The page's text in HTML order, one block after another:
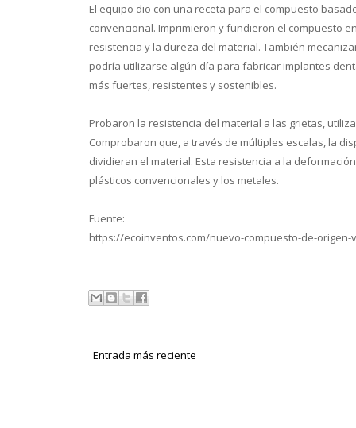
El equipo dio con una receta para el compuesto
convencional. Imprimieron y fundieron el compuesto
resistencia y la dureza del material. También
podría utilizarse algún día para fabricar implantes
más fuertes, resistentes y sostenibles.
Probaron la resistencia del material a las grietas,
Comprobaron que, a través de múltiples escalas, la
dividieran el material. Esta resistencia a la
plásticos convencionales y los metales.
Fuente:
https://ecoinventos.com/nuevo-compuesto-de-origen-
Entrada más reciente